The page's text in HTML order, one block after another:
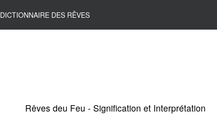
DICTIONNAIRE DES RÊVES
Rêves deu Feu - Signification et Interprétation